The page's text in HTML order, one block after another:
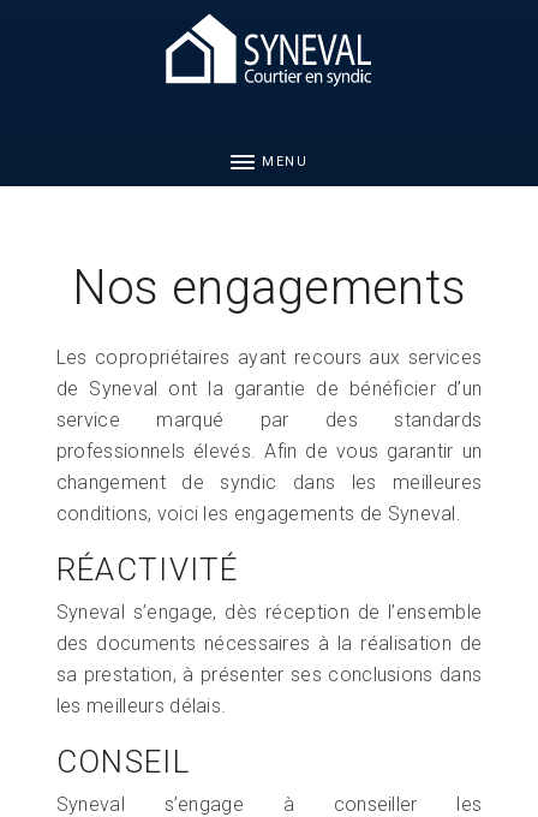
MENU
Nos engagements
Les copropriétaires ayant recours aux services
de Syneval ont la garantie de bénéficier d’un
service marqué par des standards
professionnels élevés. Afin de vous garantir un
changement de syndic dans les meilleures
conditions, voici les engagements de Syneval.
RÉACTIVITÉ
Syneval s’engage, dès réception de l’ensemble
des documents nécessaires à la réalisation de
sa prestation, à présenter ses conclusions dans
les meilleurs délais.
CONSEIL
Syneval s’engage à conseiller les